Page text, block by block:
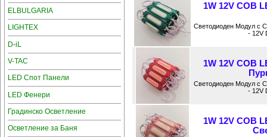
ELBULGARIA
LIGHTEX
D-iL
V-TAC
LED Спот Панели
LED Фенери
Градинско Осветление
Осветление за Баня
1W 12V COB
Светодиоден Модул с
- 12V
1W 12V COB
Светодиоден Модул с
- 12V
1W 12V COB